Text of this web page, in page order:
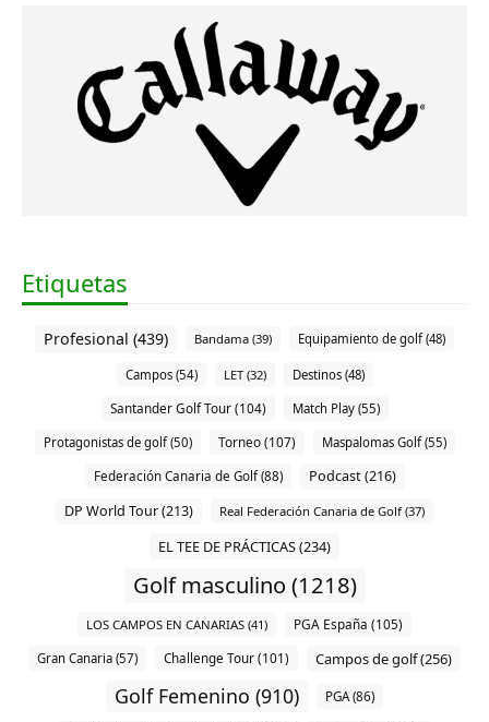
Etiquetas
Profesional (439) Bandama (39) Equipamiento de golf (48)
Campos (54) LET (32) Destinos (48)
Santander Golf Tour (104) Match Play (55)
Protagonistas de golf (50) Torneo (107) Maspalomas Golf (55)
Federación Canaria de Golf (88)
Podcast (216)
DP World Tour (213)
Real Federación Canaria de Golf (37)
EL TEE DE PRÁCTICAS (234)
Golf masculino (1218)
LOS CAMPOS EN CANARIAS (41) PGA España (105)
Gran Canaria (57) Challenge Tour (101) Campos de golf (256)
Golf Femenino (910) PGA (86)